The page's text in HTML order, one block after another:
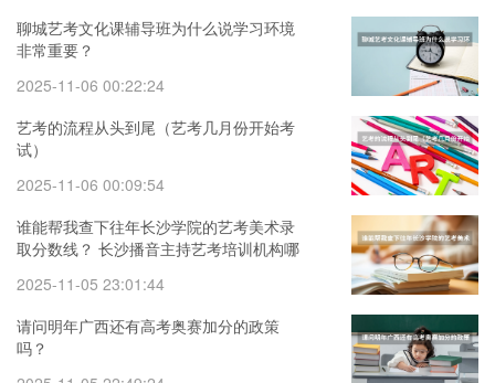
聊城艺考文化课辅导班为什么说学习环境
非常重要？
2025-11-06 00:22:24
艺考的流程从头到尾（艺考几月份开始考
试）
2025-11-06 00:09:54
谁能帮我查下往年长沙学院的艺考美术录
取分数线？ 长沙播音主持艺考培训机构哪
2025-11-05 23:01:44
请问明年广西还有高考奥赛加分的政策
吗？